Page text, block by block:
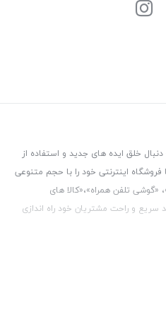
خلق ایده های جدید و استفاده از
فروشگاه اینترنتی خود را با حجم متنوعی
«گوشی تلفن همراه»،«کالا های
و راحت مشتریان خود راه اندازی
کالاهایی با کیفیت و با حداقل قیمت